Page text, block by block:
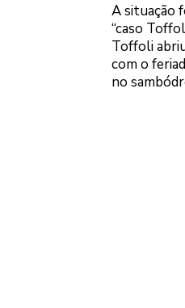
A situação
“caso
Toffoli
com o
no